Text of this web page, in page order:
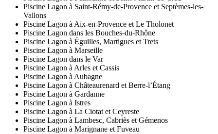
Piscine Lagon à Saint-Rémy-de-Provence et Septèmes-les-
Vallons
Piscine Lagon à Aix-en-Provence et Le Tholonet
Piscine Lagon dans les Bouches-du-Rhône
Piscine Lagon à Éguilles, Martigues et Trets
Piscine Lagon à Marseille
Piscine Lagon dans le Var
Piscine Lagon à Arles et Cassis
Piscine Lagon à Aubagne
Piscine Lagon à Châteaurenard et Berre-l’Étang
Piscine Lagon à Gardanne
Piscine Lagon à Istres
Piscine Lagon à La Ciotat et Ceyreste
Piscine Lagon à Lambesc, Cabriès et Gémenos
Piscine Lagon à Marignane et Fuveau